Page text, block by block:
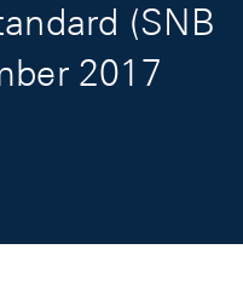
(SNB
2017